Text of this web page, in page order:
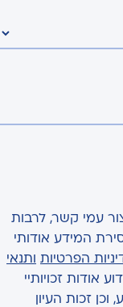
עמי קשר, לרבות
המידע אודותי
הפרטיות
ותנאי
אודות זכויותיי
זכות העיון